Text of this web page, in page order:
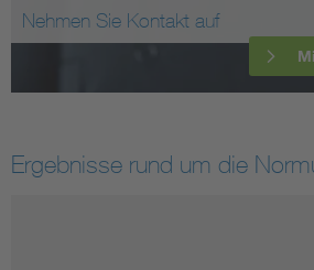
Nehmen Sie Kontakt auf
Ergebnisse rund um die